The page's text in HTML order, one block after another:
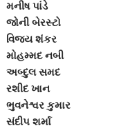
મનીષ પાંડે
જોની બેરસ્ટો
વિજય શંકર
મોહમ્મદ નબી
અબ્દુલ સમદ
રશીદ ખાન
ભુવનેશ્વર કુમાર
સંદીપ શર્મા